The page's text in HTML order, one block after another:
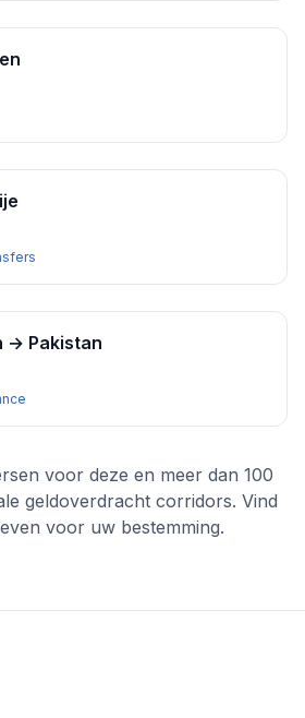
→ Pakistan
voor deze en meer dan 100
geldoverdracht corridors. Vind
voor uw bestemming.